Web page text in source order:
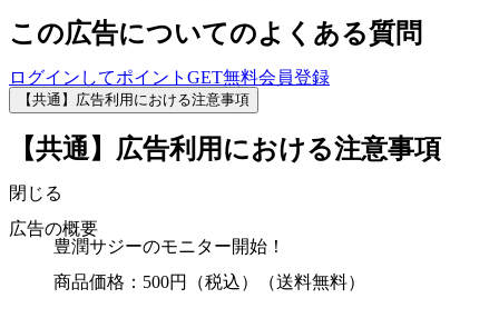
この広告についてのよくある質問
ログインしてポイントGET無料会員登録
【共通】広告利用における注意事項
【共通】広告利用における注意事項
閉じる
広告の概要
豊潤サジーのモニター開始！
商品価格：500円（税込）（送料無料）